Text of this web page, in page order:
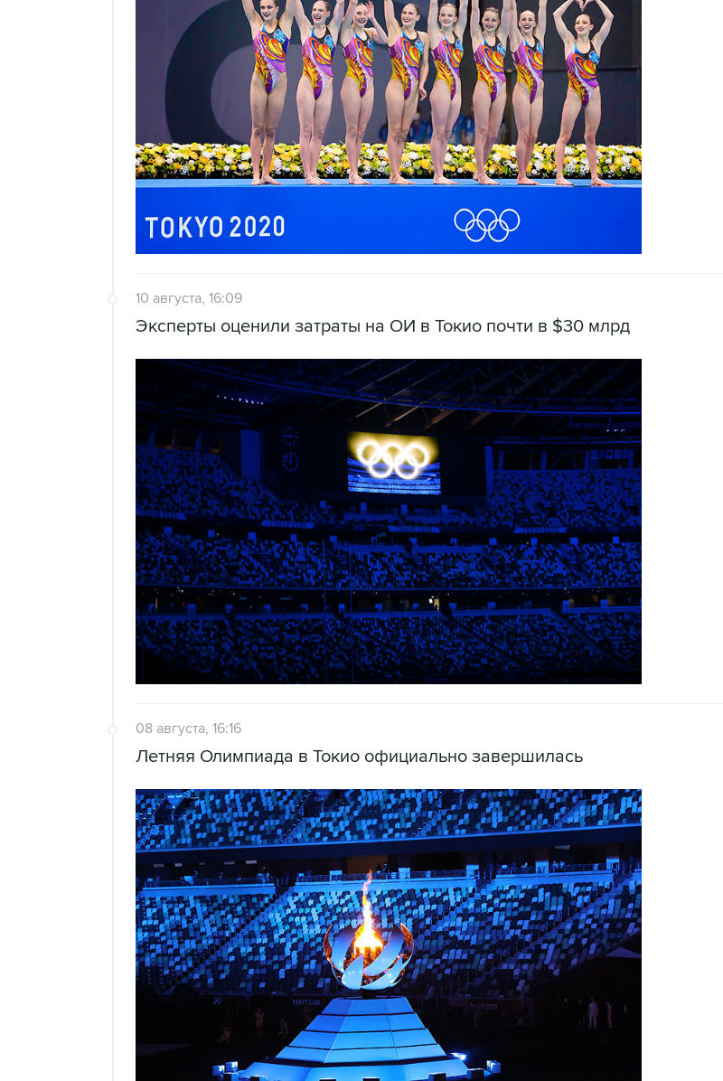
10 августа, 16:09
Эксперты оценили затраты на ОИ в Токио почти в $30 млрд
08 августа, 16:16
Летняя Олимпиада в Токио официально завершилась